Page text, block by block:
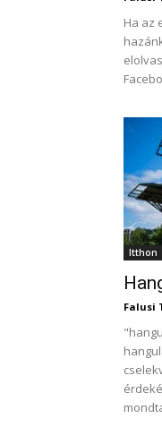
Ha az
Itthon
Falusi